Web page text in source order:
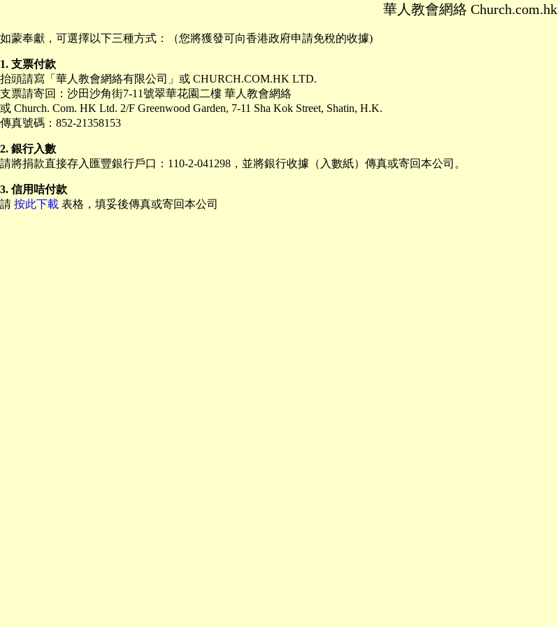
華人教會網絡 Church.com.hk
如蒙奉獻，可選擇以下三種方式：（您將獲發可向香港政府申請免稅的收據)
1. 支票付款
抬頭請寫「華人教會網絡有限公司」或 CHURCH.COM.HK LTD.
支票請寄回：沙田沙角街7-11號翠華花園二樓 華人教會網絡
或 Church. Com. HK Ltd. 2/F Greenwood Garden, 7-11 Sha Kok Street, Shatin, H.K.
傳真號碼：852-21358153
2. 銀行入數
請將捐款直接存入匯豐銀行戶口：110-2-041298，並將銀行收據（入數紙）傳真或寄回本公司。
3. 信用咭付款
請 按此下載 表格，填妥後傳真或寄回本公司